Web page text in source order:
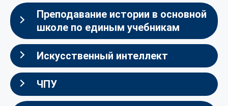
Преподавание истории в основной
школе по единым учебникам
Искусственный интеллект
ЧПУ